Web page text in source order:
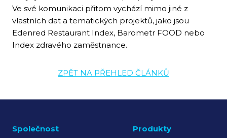
Ve své komunikaci přitom vychází mimo jiné z
vlastních dat a tematických projektů, jako jsou
Edenred Restaurant Index, Barometr FOOD nebo
Index zdravého zaměstnance.
ZPĚT NA PŘEHLED ČLÁNKŮ
Společnost Produkty